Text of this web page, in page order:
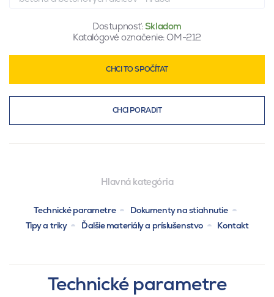
Dostupnosť:Skladom
Katalógové označenie:OM-212
CHCI TO SPOČÍTAT
CHCI PORADIT
Hlavná kategória
Technické parametre
Dokumenty na stiahnutie
Tipy a triky
Ďalšie materiály a príslušenstvo Kontakt
Technické parametre